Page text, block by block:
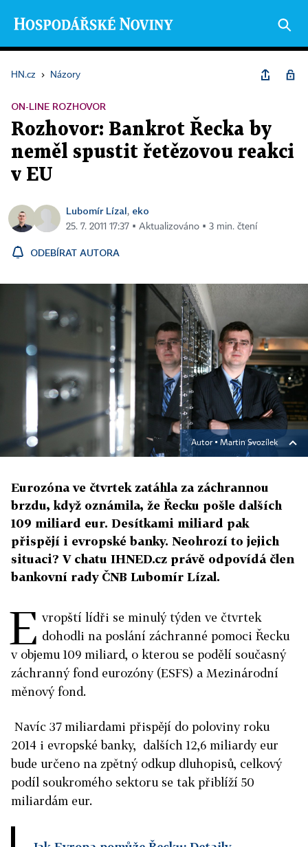
HN.cz › Názory
ON-LINE ROZHOVOR
Rozhovor: Bankrot Řecka by
neměl spustit řetězovou reakci
v EU
Lubomír Lízal, eko
25. 7. 2011 17:37 ▪ Aktualizováno ▪ 3 min. čtení
ODEBÍRAT AUTORA
Autor ▪ Martin Svozílek
Eurozóna ve čtvrtek zatáhla za záchrannou
brzdu, když oznámila, že Řecku pošle dalších
109 miliard eur. Desítkami miliard pak
přispějí i evropské banky. Neohrozí to jejich
situaci? V chatu IHNED.cz právě odpovídá člen
bankovní rady ČNB Lubomír Lízal.
E vropští lídři se minulý týden ve čtvrtek
dohodli na poslání záchranné pomoci Řecku
v objemu 109 miliard, o kterou se podělí současný
záchranný fond eurozóny (ESFS) a Mezinárodní
měnový fond.
Navíc 37 miliardami přispějí do poloviny roku
2014 i evropské banky, dalších 12,6 miliardy eur
bude určeno na zpětný odkup dluhopisů, celkový
podíl soukromého sektoru se tak přiblíží 50
miliardám eur.